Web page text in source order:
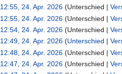
12:55, 24. Apr. 2026
Unterschied
12:55, 24. Apr. 2026
Unterschied
12:54, 24. Apr. 2026
Unterschied
12:49, 24. Apr. 2026
Unterschied
12:48, 24. Apr. 2026
Unterschied
12:47, 24. Apr. 2026
Unterschied